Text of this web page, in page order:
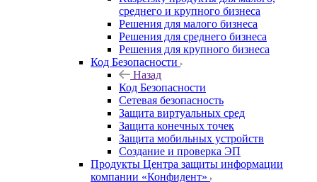
среднего и крупного бизнеса
Решения для малого бизнеса
Решения для среднего бизнеса
Решения для крупного бизнеса
Код Безопасности
Назад
Код Безопасности
Сетевая безопасность
Защита виртуальных сред
Защита конечных точек
Защита мобильных устройств
Создание и проверка ЭП
Продукты Центра защиты информации
компании «Конфидент»